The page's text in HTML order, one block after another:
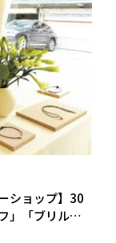
ショップ】30
」「ブリルピ